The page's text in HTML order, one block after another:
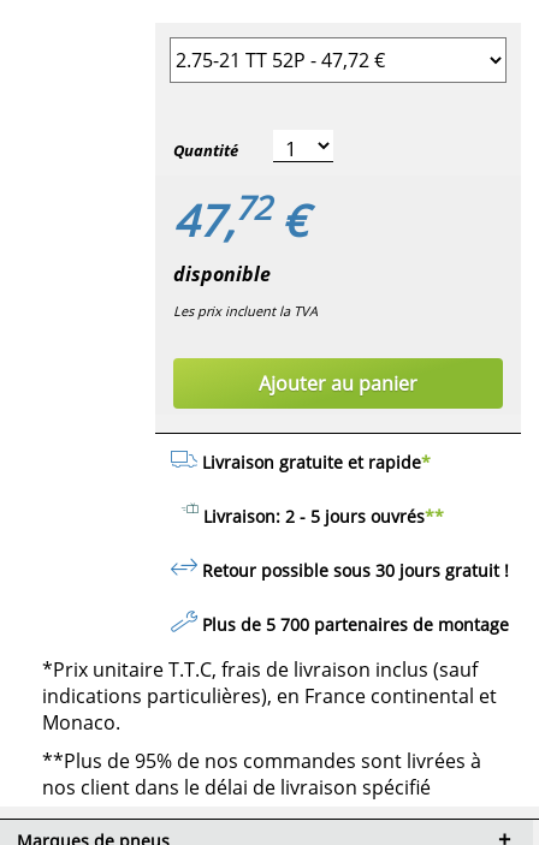
Sélectionner la taille du pneu
Quantité
47,72€
disponible
Les prix incluent la TVA
Ajouter au panier
Livraison gratuite et rapide*
Livraison: 2 - 5 jours ouvrés**
Retour possible sous 30 jours gratuit!
Plus de 5 700 partenaires de montage
*Prix unitaire T.T.C, frais de livraison inclus (sauf
indications particulières), en France continental et
Monaco.
**Plus de 95% de nos commandes sont livrées à
nos client dans le délai de livraison spécifié
Marques de pneus